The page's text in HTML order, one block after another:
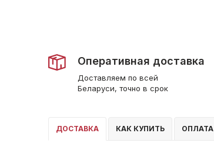
Оперативная доставка
Доставляем по всей
Беларуси, точно в срок
ДОСТАВКА КАК КУПИТЬ ОПЛАТА